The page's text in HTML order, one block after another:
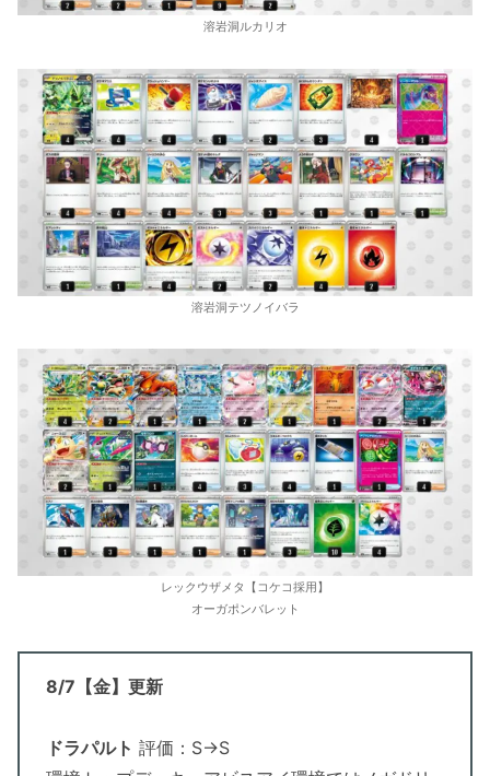
溶岩洞ルカリオ
溶岩洞テツノイバラ
レックウザメタ【コケコ採用】
オーガポンバレット
8/7【金】更新
ドラパルト 評価：S→S